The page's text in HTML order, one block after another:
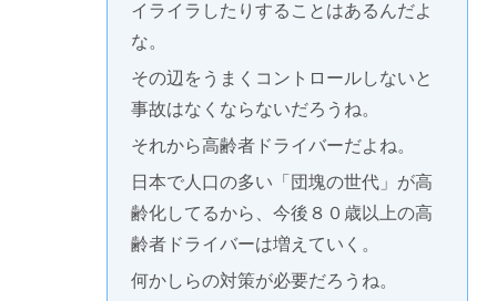
イライラしたりすることはあるんだよ
な。
その辺をうまくコントロールしないと
事故はなくならないだろうね。
それから高齢者ドライバーだよね。
日本で人口の多い「団塊の世代」が高
齢化してるから、今後８０歳以上の高
齢者ドライバーは増えていく。
何かしらの対策が必要だろうね。